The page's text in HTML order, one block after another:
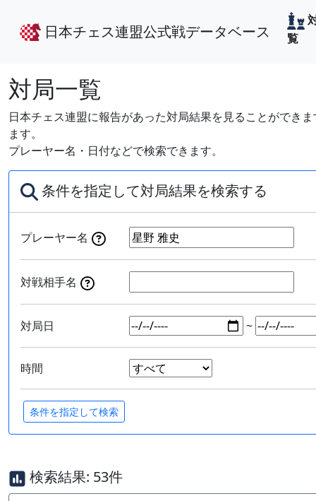
日本チェス連盟公式戦データベース
覧
対局一覧
日本チェス連盟に報告があった対局結果を見ることができ
ます。
プレーヤー名・日付などで検索できます。
条件を指定して対局結果を検索する
プレーヤー名
対戦相手名
対局日 ~
時間
検索結果: 53件